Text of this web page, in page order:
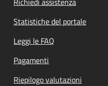
Statistiche del portale
Leggi le FAQ
Pagamenti
Riepilogo valutazioni